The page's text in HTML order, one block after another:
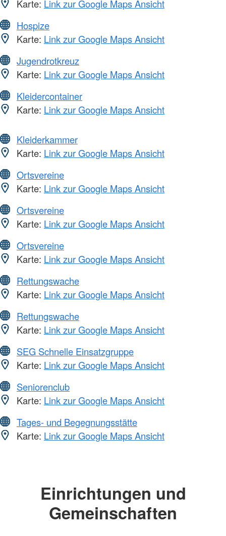
Karte: Link zur Google Maps Ansicht
Hospize
Karte: Link zur Google Maps Ansicht
Jugendrotkreuz
Karte: Link zur Google Maps Ansicht
Kleidercontainer
Karte: Link zur Google Maps Ansicht
Kleiderkammer
Karte: Link zur Google Maps Ansicht
Ortsvereine
Karte: Link zur Google Maps Ansicht
Ortsvereine
Karte: Link zur Google Maps Ansicht
Ortsvereine
Karte: Link zur Google Maps Ansicht
Rettungswache
Karte: Link zur Google Maps Ansicht
Rettungswache
Karte: Link zur Google Maps Ansicht
SEG Schnelle Einsatzgruppe
Karte: Link zur Google Maps Ansicht
Seniorenclub
Karte: Link zur Google Maps Ansicht
Tages- und Begegnungsstätte
Karte: Link zur Google Maps Ansicht
Einrichtungen und
Gemeinschaften